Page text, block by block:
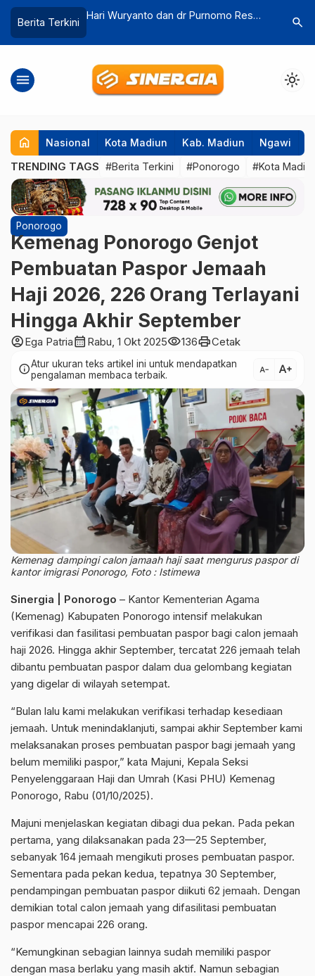
Berita Terkini
TKD Dipangkas Rp. 243 Miliar, DPRD
Prioritas
Beretika
search
menu light_mode
home Nasional Kota Madiun Kab. Madiun Ngawi
TRENDING TAGS #Berita Terkini #Ponorogo #Kota
Ponorogo
Kemenag Ponorogo Genjot
Pembuatan Paspor Jemaah
Haji 2026, 226 Orang Terlayani
Hingga Akhir September
account_circleEga Patriacalendar_month Rabu, 1 Okt 2025visibility136printCetak
infoAtur ukuran teks artikel ini untuk mendapatkan
pengalaman membaca terbaik.
text_decrease text_increase
Kemenag dampingi calon jamaah haji saat mengurus paspor di
kantor imigrasi Ponorogo, Foto : Istimewa
Sinergia | Ponorogo – Kantor Kementerian Agama
(Kemenag) Kabupaten Ponorogo intensif melakukan
verifikasi dan fasilitasi pembuatan paspor bagi calon jemaah
haji 2026. Hingga akhir September, tercatat 226 jemaah telah
dibantu pembuatan paspor dalam dua gelombang kegiatan
yang digelar di wilayah setempat.
“Bulan lalu kami melakukan verifikasi terhadap kesediaan
jemaah. Untuk menindaklanjuti, sampai akhir September kami
melaksanakan proses pembuatan paspor bagi jemaah yang
belum memiliki paspor,” kata Majuni, Kepala Seksi
Penyelenggaraan Haji dan Umrah (Kasi PHU) Kemenag
Ponorogo, Rabu (01/10/2025).
Majuni menjelaskan kegiatan dibagi dua pekan. Pada pekan
pertama, yang dilaksanakan pada 23—25 September,
sebanyak 164 jemaah mengikuti proses pembuatan paspor.
Sementara pada pekan kedua, tepatnya 30 September,
pendampingan pembuatan paspor diikuti 62 jemaah. Dengan
demikian total calon jemaah yang difasilitasi pembuatan
paspor mencapai 226 orang.
“Kemungkinan sebagian lainnya sudah memiliki paspor
dengan masa berlaku yang masih aktif. Namun sebagian